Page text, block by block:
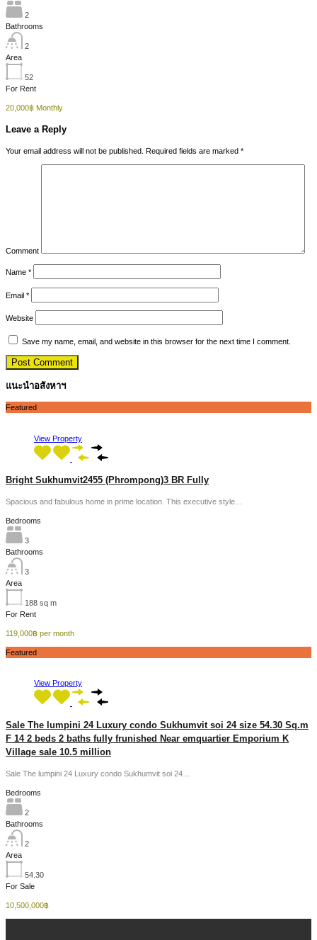
2
Bathrooms
2
Area
52
For Rent
20,000฿ Monthly
Leave a Reply
Your email address will not be published. Required fields are marked *
Comment
Name *
Email *
Website
Save my name, email, and website in this browser for the next time I comment.
แนะนำอสังหาฯ
Featured
View Property
Bright Sukhumvit2455 (Phrompong)3 BR Fully
Spacious and fabulous home in prime location. This executive style…
Bedrooms
3
Bathrooms
3
Area
188 sq m
For Rent
119,000฿ per month
Featured
View Property
Sale The lumpini 24 Luxury condo Sukhumvit soi 24 size 54.30 Sq.m
F 14 2 beds 2 baths fully frunished Near emquartier Emporium K
Village sale 10.5 million
Sale The lumpini 24 Luxury condo Sukhumvit soi 24…
Bedrooms
2
Bathrooms
2
Area
54.30
For Sale
10,500,000฿